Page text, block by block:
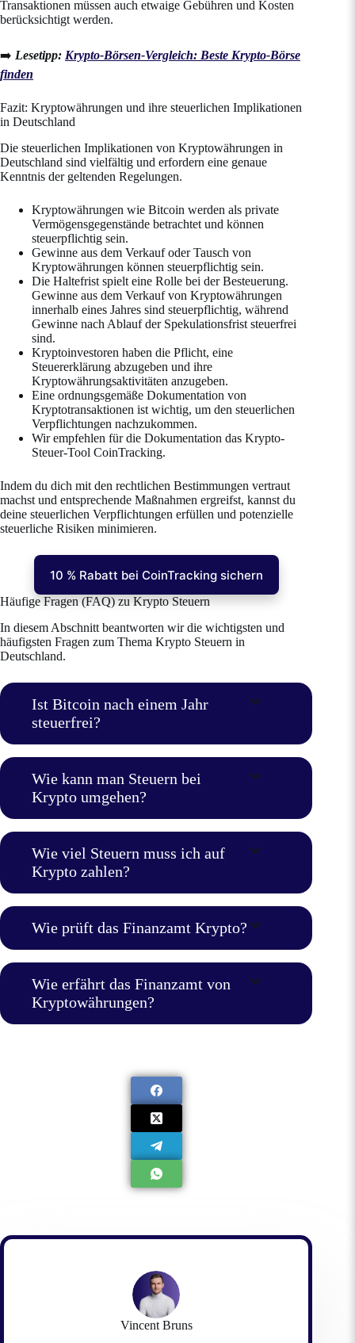
Transaktionen müssen auch etwaige Gebühren und Kosten
berücksichtigt werden.
➡️ Lesetipp: Krypto-Börsen-Vergleich: Beste Krypto-Börse
finden
Fazit: Kryptowährungen und ihre steuerlichen Implikationen
in Deutschland
Die steuerlichen Implikationen von Kryptowährungen in
Deutschland sind vielfältig und erfordern eine genaue
Kenntnis der geltenden Regelungen.
Kryptowährungen wie Bitcoin werden als private
Vermögensgegenstände betrachtet und können
steuerpflichtig sein.
Gewinne aus dem Verkauf oder Tausch von
Kryptowährungen können steuerpflichtig sein.
Die Haltefrist spielt eine Rolle bei der Besteuerung.
Gewinne aus dem Verkauf von Kryptowährungen
innerhalb eines Jahres sind steuerpflichtig, während
Gewinne nach Ablauf der Spekulationsfrist steuerfrei
sind.
Kryptoinvestoren haben die Pflicht, eine
Steuererklärung abzugeben und ihre
Kryptowährungsaktivitäten anzugeben.
Eine ordnungsgemäße Dokumentation von
Kryptotransaktionen ist wichtig, um den steuerlichen
Verpflichtungen nachzukommen.
Wir empfehlen für die Dokumentation das Krypto-
Steuer-Tool CoinTracking.
Indem du dich mit den rechtlichen Bestimmungen vertraut
machst und entsprechende Maßnahmen ergreifst, kannst du
deine steuerlichen Verpflichtungen erfüllen und potenzielle
steuerliche Risiken minimieren.
10 % Rabatt bei CoinTracking sichern
Häufige Fragen (FAQ) zu Krypto Steuern
In diesem Abschnitt beantworten wir die wichtigsten und
häufigsten Fragen zum Thema Krypto Steuern in
Deutschland.
Ist Bitcoin nach einem Jahr
steuerfrei?
Wie kann man Steuern bei
Krypto umgehen?
Wie viel Steuern muss ich auf
Krypto zahlen?
Wie prüft das Finanzamt Krypto?
Wie erfährt das Finanzamt von
Kryptowährungen?
Vincent Bruns